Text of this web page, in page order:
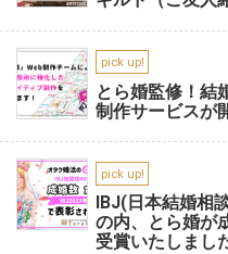
pick up!
とら婚監修！結
制作サービスが
pick up!
IBJ(日本結婚相
の内、とら婚が
受賞いたしまし